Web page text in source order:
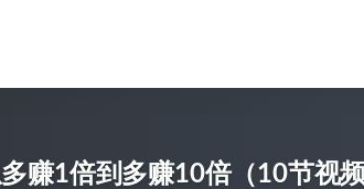
赚1倍到多赚10倍（10节视频